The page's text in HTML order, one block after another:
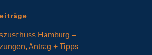
Hamburg –
Antrag + Tipps